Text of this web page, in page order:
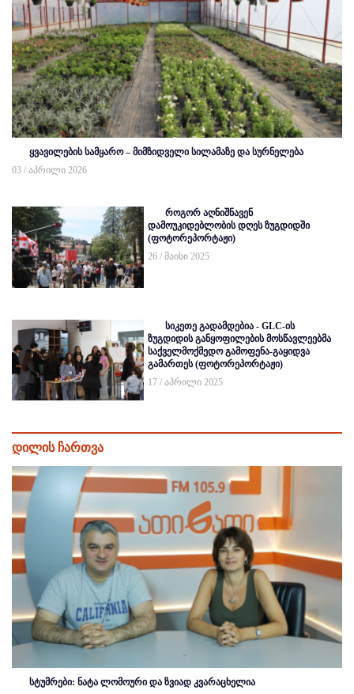
ყვავილების სამყარო – მიმზიდველი სილამაზე და სურნელება
03 / აპრილი 2026
როგორ აღნიშნავენ
დამოუკიდებლობის დღეს ზუგდიდში
(ფოტორეპორტაჟი)
26 / მაისი 2025
სიკეთე გადამდებია - GLC-ის
ზუგდიდის განყოფილების მოსწავლეებმა
საქველმოქმედო გამოფენა-გაყიდვა
გამართეს (ფოტორეპორტაჟი)
17 / აპრილი 2025
დილის ჩართვა
სტუმრები: ნატა ლომოური და ზვიად კვარაცხელია